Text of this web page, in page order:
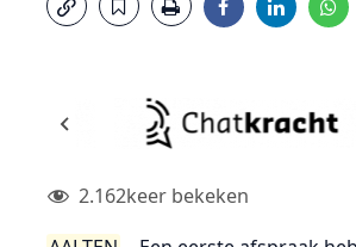
2.162keer bekeken